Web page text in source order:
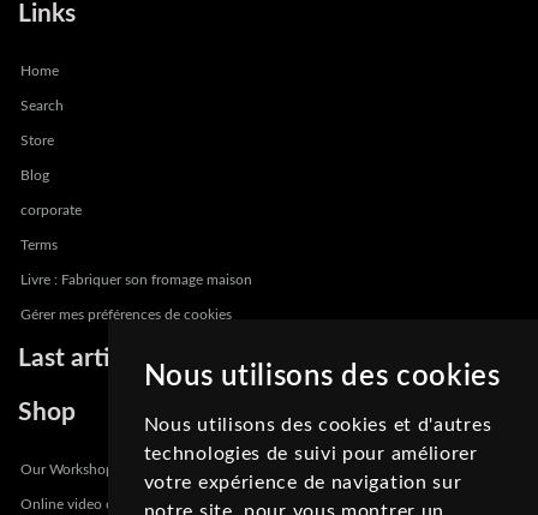
Nous utilisons des cookies
Nous utilisons des cookies et d'autres
technologies de suivi pour améliorer
votre expérience de navigation sur
Links
Home
Search
Store
Blog
corporate
Terms
Livre : Fabriquer son fromage maison
Gérer mes préférences de cookies
Last articles
Shop
Our Workshops
Online video course